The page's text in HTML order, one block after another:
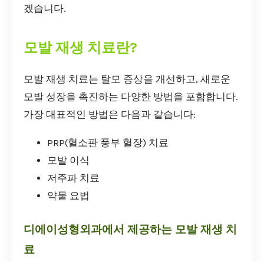
겠습니다.
모발 재생 치료란?
모발 재생 치료는 탈모 증상을 개선하고, 새로운
모발 성장을 촉진하는 다양한 방법을 포함합니다.
가장 대표적인 방법은 다음과 같습니다:
PRP(혈소판 풍부 혈장) 치료
모발 이식
저주파 치료
약물 요법
디에이성형외과에서 제공하는 모발 재생 치
료